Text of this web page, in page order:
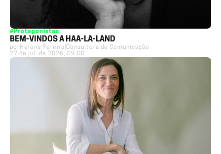
#Protagonistas
BEM-VINDOS A HAA-LA-LAND
por Helena Pereira Consultora de Comunicação
27 de jul. de 2026, 09:00